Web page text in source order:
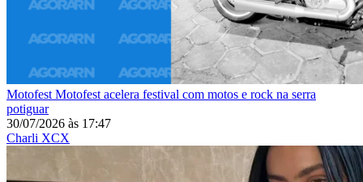
Motofest Motofest acelera festival com motos e rock na serra
potiguar
30/07/2026 às 17:47
Charli XCX